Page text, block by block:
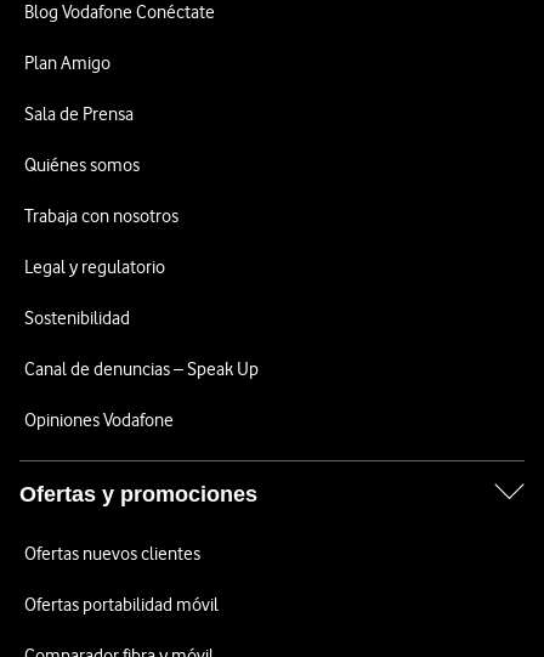
Blog Vodafone Conéctate
Plan Amigo
Sala de Prensa
Quiénes somos
Trabaja con nosotros
Legal y regulatorio
Sostenibilidad
Canal de denuncias – Speak Up
Opiniones Vodafone
Ofertas y promociones
Ofertas nuevos clientes
Ofertas portabilidad móvil